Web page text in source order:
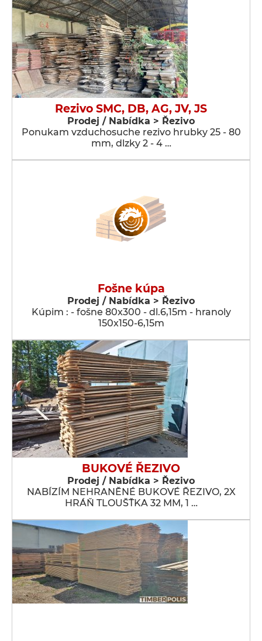
Rezivo SMC, DB, AG, JV, JS
Prodej / Nabídka > Řezivo
Ponukam vzduchosuche rezivo hrubky 25 - 80
mm, dlzky 2 - 4 …
Fošne kúpa
Prodej / Nabídka > Řezivo
Kúpim : - fošne 80x300 - dl.6,15m - hranoly
150x150-6,15m
BUKOVÉ ŘEZIVO
Prodej / Nabídka > Řezivo
NABÍZÍM NEHRANĚNÉ BUKOVÉ ŘEZIVO, 2X
HRÁŇ TLOUŠŤKA 32 MM, 1 …